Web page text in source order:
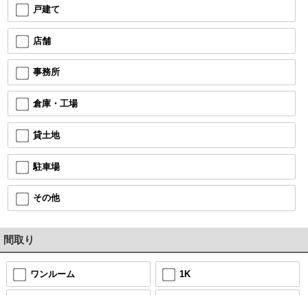
戸建て
店舗
事務所
倉庫・工場
貸土地
駐車場
その他
間取り
ワンルーム 1K